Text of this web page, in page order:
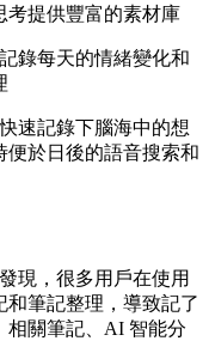
考提供豐富的素材庫
錄每天的情緒變化和
速記錄下腦海中的想
於日後的語音搜索和
現，很多用戶在使用
筆記整理，導致記了
相關筆記、AI 智能分